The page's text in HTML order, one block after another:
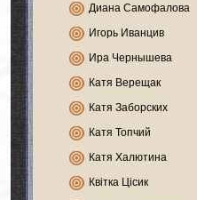
Диана Самофалова
Игорь Иванцив
Ира Чернышева
Катя Верещак
Катя Заборских
Катя Топчий
Катя Халютина
Квітка Цісик